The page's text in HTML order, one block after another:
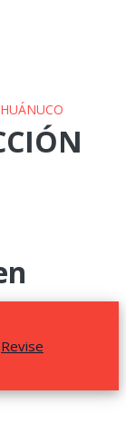
Revise